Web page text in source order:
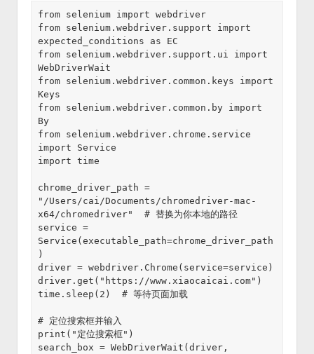
from selenium import webdriver
from selenium.webdriver.support import
expected_conditions as EC
from selenium.webdriver.support.ui import
WebDriverWait
from selenium.webdriver.common.keys import
Keys
from selenium.webdriver.common.by import
By
from selenium.webdriver.chrome.service
import Service
import time
chrome_driver_path =
"/Users/cai/Documents/chromedriver-mac-
x64/chromedriver"  # 替换为你本地的路径
service =
Service(executable_path=chrome_driver_path
)
driver = webdriver.Chrome(service=service)
driver.get("https://www.xiaocaicai.com")
time.sleep(2)  # 等待页面加载
# 定位搜索框并输入
print("定位搜索框")
search_box = WebDriverWait(driver,